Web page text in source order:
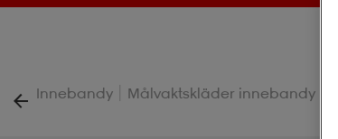
Innebandy | Målvaktskläder innebandy